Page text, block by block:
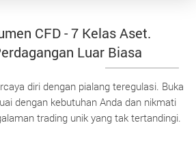
CFD - 7 Kelas Aset.
Luar Biasa
diri dengan pialang teregulasi. Buka
dengan kebutuhan Anda dan nikmati
trading unik yang tak tertandingi.